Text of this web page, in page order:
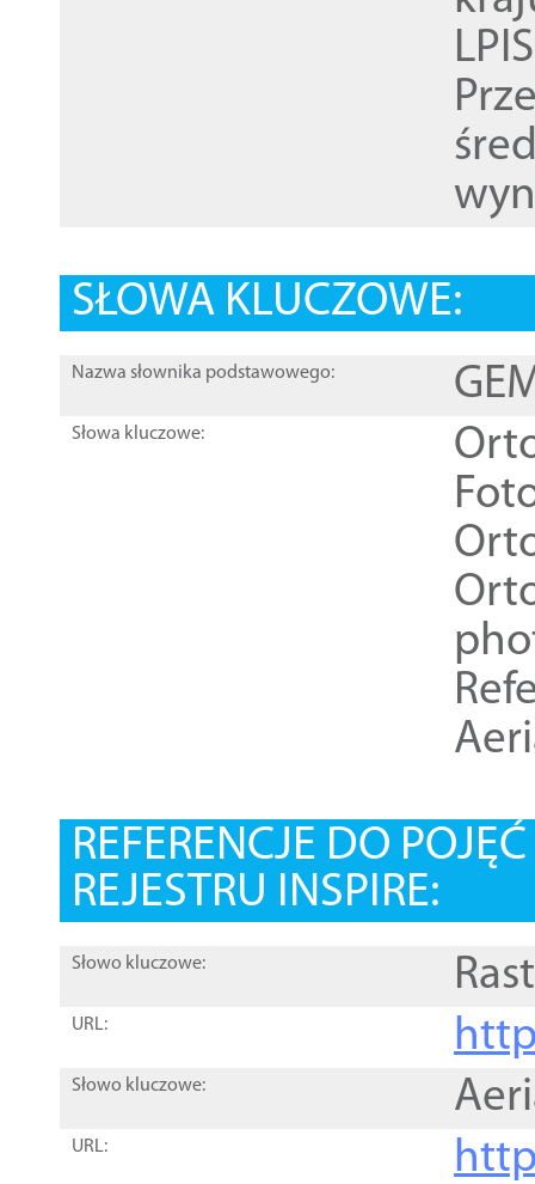
SŁOWA KLUCZOWE:
Nazwa słownika podstawowego:
Słowa kluczowe:
REFERENCJE DO
REJESTRU INSPIRE:
Słowo kluczowe:
URL:
Słowo kluczowe:
URL: